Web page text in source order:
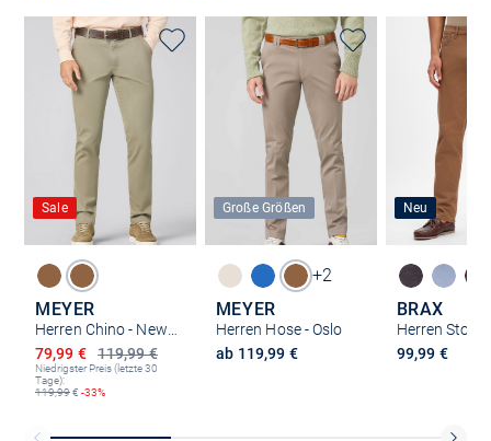
Sale
MEYER
119,99 €
Ermäßigter Preis
79,99 €
Niedrigster Preis (letzte 30
Tage):
119,99€ -33%
Große Größen
+2
MEYER
Herren Hose - Oslo
ab 119,99 €
Neu
BRAX
99,99 €